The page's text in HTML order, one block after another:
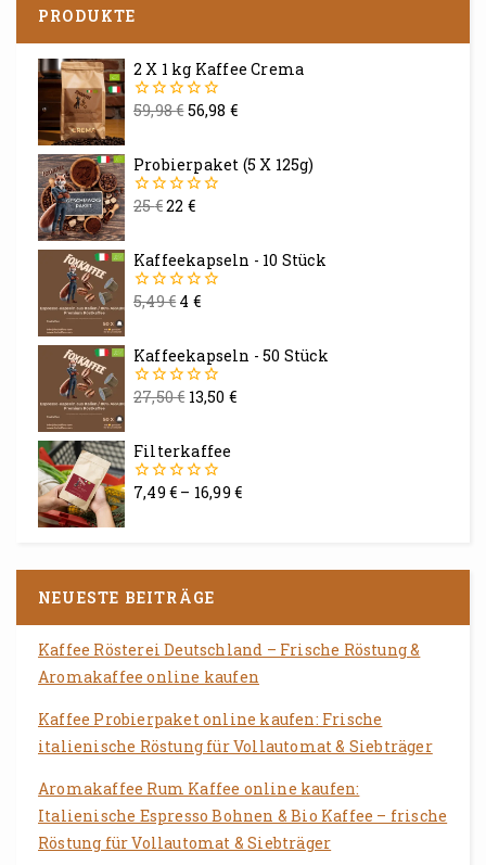
PRODUKTE
2 X 1 kg Kaffee Crema
0
59,98€56,98 €
Probierpaket (5 X 125g)
0
25€22 €
Kaffeekapseln - 10 Stück
0
5,49€4 €
Kaffeekapseln - 50 Stück
0
27,50€ 13,50 €
Filterkaffee
0
7,49 € – 16,99€
NEUESTE BEITRÄGE
Kaffee Rösterei Deutschland – Frische Röstung &
Aromakaffee online kaufen
Kaffee Probierpaket online kaufen: Frische
italienische Röstung für Vollautomat & Siebträger
Aromakaffee Rum Kaffee online kaufen:
Italienische Espresso Bohnen & Bio Kaffee – frische
Röstung für Vollautomat & Siebträger